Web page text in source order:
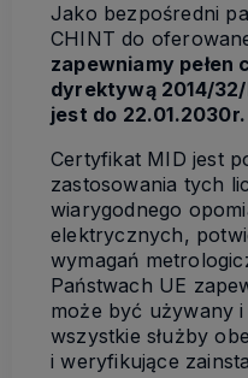
Jako bezpośredni
CHINT do
zapewniamy
dyrektywą 2014/
jest do 22.01.2030r.
Certyfikat MID jest
zastosowania tych
wiarygodnego
elektrycznych,
wymagań
Państwach UE
może być używany
wszystkie służby
i weryfikujące